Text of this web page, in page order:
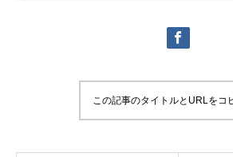
この記事のタイトルとURLをコ